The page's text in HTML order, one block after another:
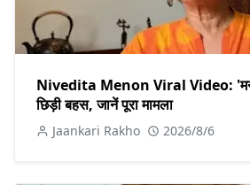
Nivedita Menon Viral Video:
छिड़ी बहस, जानें पूरा मामला
Jaankari Rakho 2026/8/6